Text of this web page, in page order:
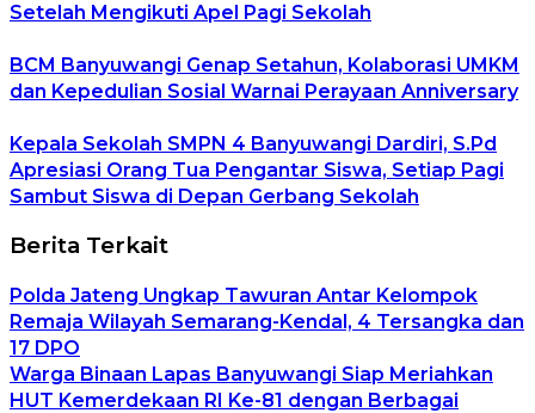
Setelah Mengikuti Apel Pagi Sekolah
BCM Banyuwangi Genap Setahun, Kolaborasi UMKM
dan Kepedulian Sosial Warnai Perayaan Anniversary
Kepala Sekolah SMPN 4 Banyuwangi Dardiri, S.Pd
Apresiasi Orang Tua Pengantar Siswa, Setiap Pagi
Sambut Siswa di Depan Gerbang Sekolah
Berita Terkait
Polda Jateng Ungkap Tawuran Antar Kelompok
Remaja Wilayah Semarang-Kendal, 4 Tersangka dan
17 DPO
Warga Binaan Lapas Banyuwangi Siap Meriahkan
HUT Kemerdekaan RI Ke-81 dengan Berbagai